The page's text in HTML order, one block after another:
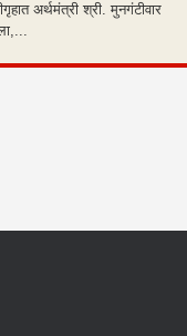
अर्थमंत्री श्री. मुनगंटीवार